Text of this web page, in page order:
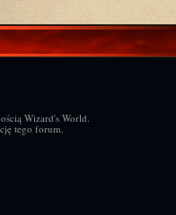
Wizard's World.
tego forum.